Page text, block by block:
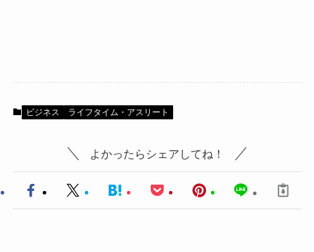
ビジネス ライフタイム・アスリート
よかったらシェアしてね！